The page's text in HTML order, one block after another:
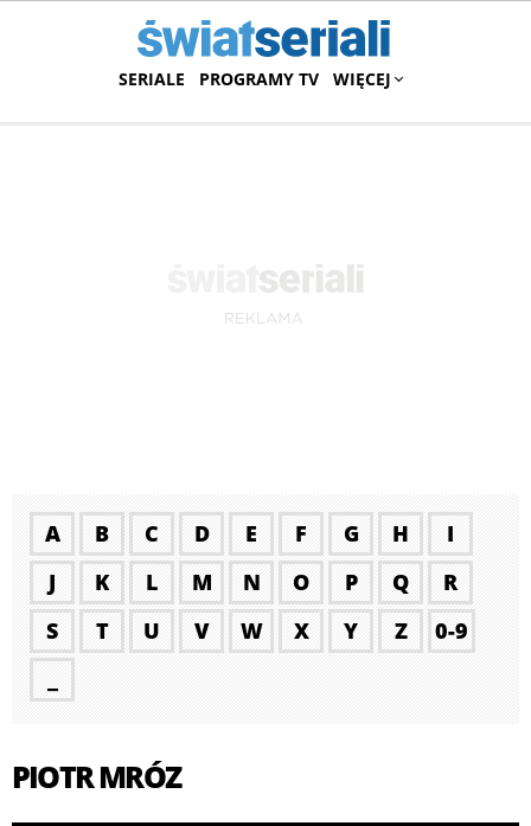
SERIALE PROGRAMY TV WIĘCEJ
A B C D E F G H
I
J
K L M N O P Q
R
S
T U V W X Y Z
0-9
PIOTR MRÓZ